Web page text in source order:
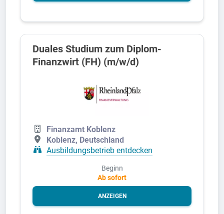
Duales Studium zum Diplom-
Finanzwirt (FH) (m/w/d)
Finanzamt Koblenz
Koblenz, Deutschland
Ausbildungsbetrieb entdecken
Beginn
Ab sofort
ANZEIGEN